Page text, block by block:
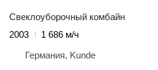
Свеклоуборочный комбайн
2003
1 686 м/ч
Германия, Kunde